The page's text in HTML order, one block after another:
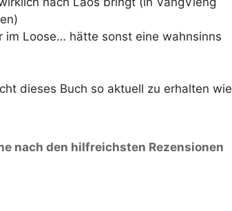
im Loose… hätte sonst eine wahnsinns
dieses Buch so aktuell zu erhalten wie
nach den hilfreichsten Rezensionen